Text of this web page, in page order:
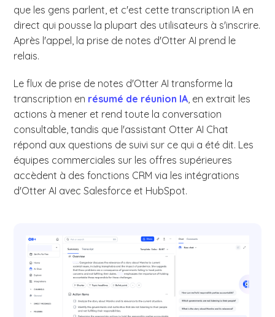
que les gens parlent, et c'est cette transcription IA en
direct qui pousse la plupart des utilisateurs à s'inscrire.
Après l'appel, la prise de notes d'Otter AI prend le
relais.
Le flux de prise de notes d'Otter AI transforme la
transcription en résumé de réunion IA, en extrait les
actions à mener et rend toute la conversation
consultable, tandis que l'assistant Otter AI Chat
répond aux questions de suivi sur ce qui a été dit. Les
équipes commerciales sur les offres supérieures
accèdent à des fonctions CRM via les intégrations
d'Otter AI avec Salesforce et HubSpot.